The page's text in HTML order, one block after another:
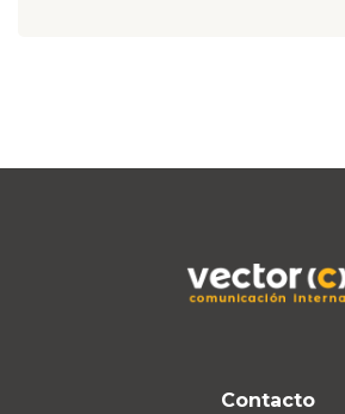
Contacto